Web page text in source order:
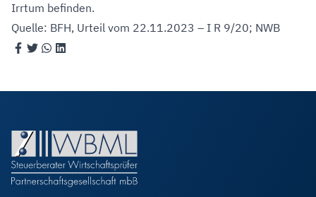
Irrtum befinden.
Quelle: BFH, Urteil vom 22.11.2023 – I R 9/20; NWB